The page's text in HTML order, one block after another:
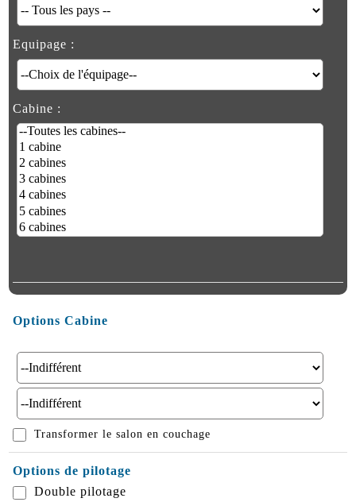
Equipage :
Cabine :
Options Cabine
Transformer le salon en couchage
Options de pilotage
Double pilotage